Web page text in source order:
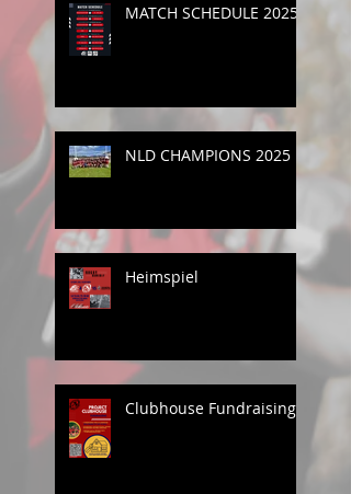
MATCH SCHEDULE 2025
NLD CHAMPIONS 2025
Heimspiel
Clubhouse Fundraising